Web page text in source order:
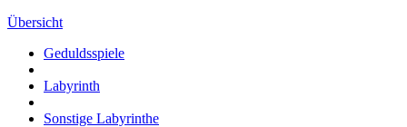
Übersicht
Geduldsspiele
Labyrinth
Sonstige Labyrinthe